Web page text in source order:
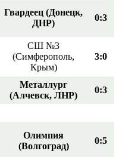
Гвардеец (Донецк,
ДНР)
0:3
СШ №3
(Симферополь,
Крым)
3:0
Металлург
(Алчевск, ЛНР)
0:3
Олимпия
(Волгоград)
0:5